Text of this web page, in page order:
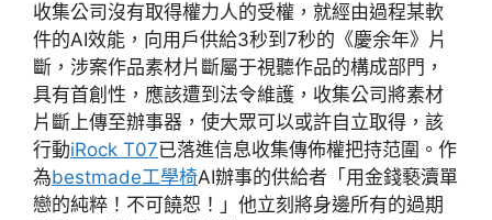
收集公司沒有取得權力人的受權，就經由過程某軟
件的AI效能，向用戶供給3秒到7秒的《慶余年》片
斷，涉案作品素材片斷屬于視聽作品的構成部門，
具有首創性，應該遭到法令維護，收集公司將素材
片斷上傳至辦事器，使大眾可以或許自立取得，該
行動iRock T07已落進信息收集傳佈權把持范圍。作
為bestmade工學椅AI辦事的供給者「用金錢褻瀆單
戀的純粹！不可饒恕！」他立刻將身邊所有的過期